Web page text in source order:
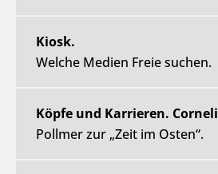
Kiosk.
Welche Medien Freie suchen.
Köpfe und Karrieren.
Pollmer zur „Zeit im Osten“.